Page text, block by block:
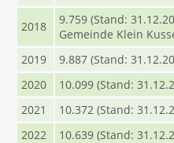
2018
9.759 (Stand:
Gemeinde Klein
2019
9.887 (Stand:
2020
10.099 (Stand:
2021
10.372 (Stand:
2022
10.639 (Stand: